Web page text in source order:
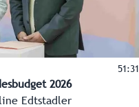
51:31
2026
Edtstadler